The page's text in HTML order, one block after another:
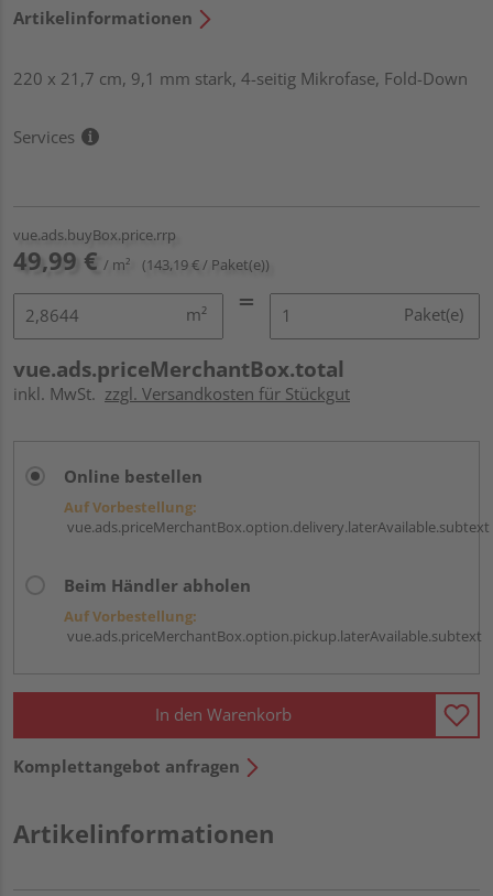
Artikelinformationen
220 x 21,7 cm, 9,1 mm stark, 4-seitig Mikrofase, Fold-Down
Services
vue.ads.buyBox.price.rrp
49,99 € / m² (143,19 € / Paket(e))
m² Paket(e)
vue.ads.priceMerchantBox.total
inkl. MwSt. zzgl. Versandkosten für Stückgut
Online bestellen
Auf Vorbestellung:
vue.ads.priceMerchantBox.option.delivery.laterAvailable.subtext
Beim Händler abholen
Auf Vorbestellung:
vue.ads.priceMerchantBox.option.pickup.laterAvailable.subtext
In den Warenkorb
Komplettangebot anfragen
Artikelinformationen